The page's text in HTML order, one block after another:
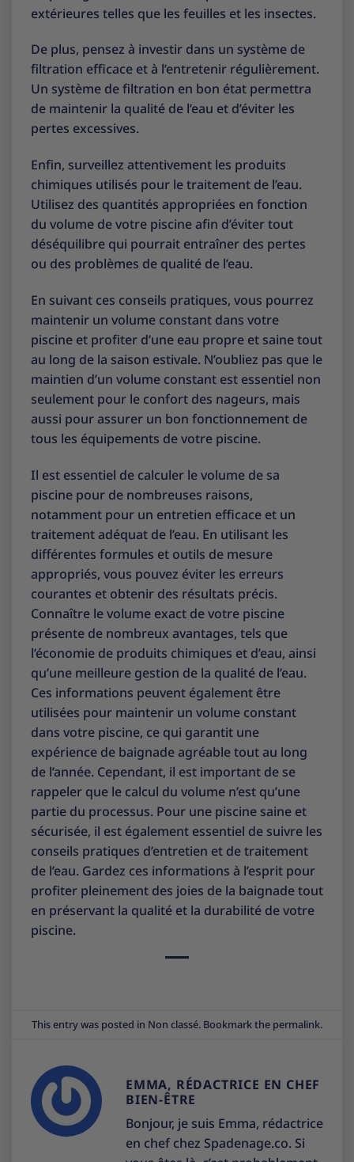
extérieures telles que les feuilles et les insectes.
De plus, pensez à investir dans un système de
filtration efficace et à l’entretenir régulièrement.
Un système de filtration en bon état permettra
de maintenir la qualité de l’eau et d’éviter les
pertes excessives.
Enfin, surveillez attentivement les produits
chimiques utilisés pour le traitement de l’eau.
Utilisez des quantités appropriées en fonction
du volume de votre piscine afin d’éviter tout
déséquilibre qui pourrait entraîner des pertes
ou des problèmes de qualité de l’eau.
En suivant ces conseils pratiques, vous pourrez
maintenir un volume constant dans votre
piscine et profiter d’une eau propre et saine tout
au long de la saison estivale. N’oubliez pas que le
maintien d’un volume constant est essentiel non
seulement pour le confort des nageurs, mais
aussi pour assurer un bon fonctionnement de
tous les équipements de votre piscine.
Il est essentiel de calculer le volume de sa
piscine pour de nombreuses raisons,
notamment pour un entretien efficace et un
traitement adéquat de l’eau. En utilisant les
différentes formules et outils de mesure
appropriés, vous pouvez éviter les erreurs
courantes et obtenir des résultats précis.
Connaître le volume exact de votre piscine
présente de nombreux avantages, tels que
l’économie de produits chimiques et d’eau, ainsi
qu’une meilleure gestion de la qualité de l’eau.
Ces informations peuvent également être
utilisées pour maintenir un volume constant
dans votre piscine, ce qui garantit une
expérience de baignade agréable tout au long
de l’année. Cependant, il est important de se
rappeler que le calcul du volume n’est qu’une
partie du processus. Pour une piscine saine et
sécurisée, il est également essentiel de suivre les
conseils pratiques d’entretien et de traitement
de l’eau. Gardez ces informations à l’esprit pour
profiter pleinement des joies de la baignade tout
en préservant la qualité et la durabilité de votre
piscine.
This entry was posted in Non classé. Bookmark the permalink.
EMMA, RÉDACTRICE EN CHEF
BIEN-ÊTRE
Bonjour, je suis Emma, rédactrice
en chef chez Spadenage.co. Si